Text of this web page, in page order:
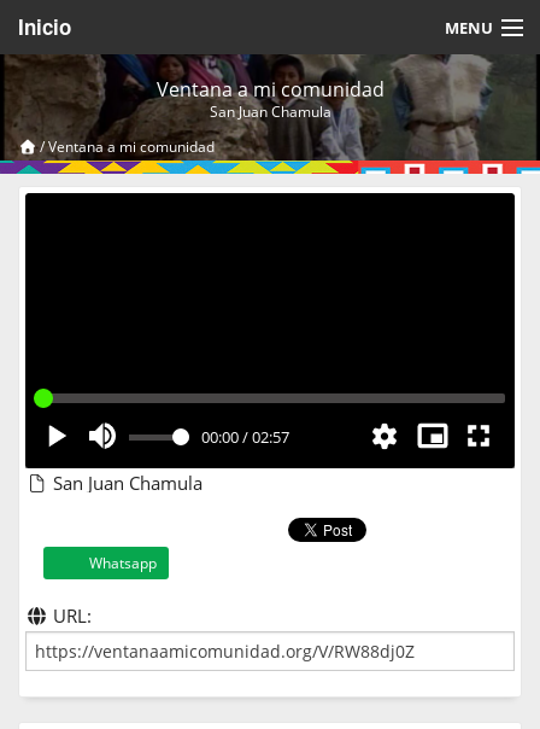
Inicio MENU
Acerca de
Videos Temáticos
Cerrar Sesión
Ventana a mi comunidad
San Juan Chamula
/Ventana a mi comunidad
00:00/02:57
San Juan Chamula
Whatsapp
URL: